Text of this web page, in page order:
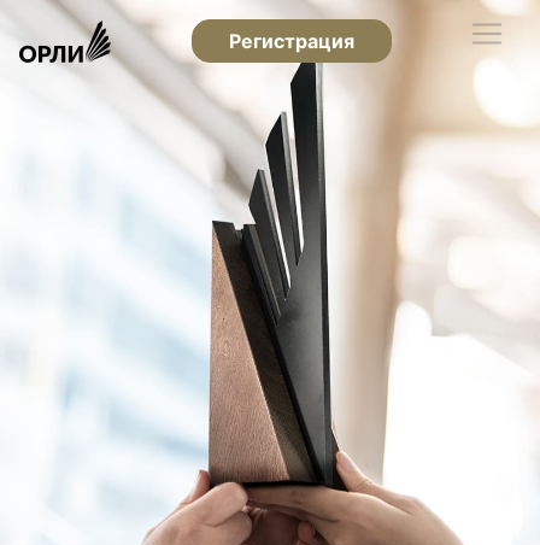
Регистрация